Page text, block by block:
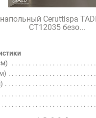
Ceruttispa
CT12035 безо...